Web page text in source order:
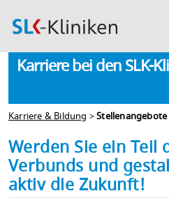
Karriere bei den SLK-
Karriere & Bildung >Stellenangebote
Werden Sie ein Teil
Verbunds und
aktiv die Zukunft!